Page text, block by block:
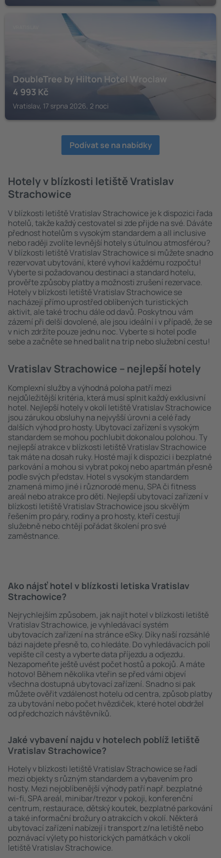
DoubleTree by Hilton Hotel Wroclaw
4 993 Kč
Vratislav, 17 srpna 2026, 2 noci
Podívat se na nabídky
Hotely v blízkosti letiště Vratislav
Strachowice
V blízkosti letiště Vratislav Strachowice je k dispozici řada
hotelů, takže každý cestovatel si zde přijde na své. Dáváte
přednost hotelům s vysokým standardem a all inclusive
nebo raději zvolíte levnější hotely s útulnou atmosférou?
V blízkosti letiště Vratislav Strachowice si můžete snadno
rezervovat ubytování, které vyhoví každému rozpočtu!
Vyberte si požadovanou destinaci a standard hotelu,
prověřte způsoby platby a možnosti zrušení rezervace.
Hotely v blízkosti letiště Vratislav Strachowice se
nacházejí přímo uprostřed oblíbených turistických
aktivit, ale také trochu dále od davů. Poskytnou vám
zázemí při delší dovolené, ale jsou ideální i v případě, že se
v nich zdržíte pouze jednu noc. Vyberte si hotel podle
sebe a začněte se hned balit na trip nebo služební cestu!
Vratislav Strachowice – nejlepší hotely
Komplexní služby a výhodná poloha patří mezi
nejdůležitější kritéria, která musí splnit každý exklusivní
hotel. Nejlepší hotely v okolí letiště Vratislav Strachowice
jsou zárukou obsluhy na nejvyšší úrovni a celé řady
dalších výhod pro hosty. Ubytovací zařízení s vysokým
standardem se mohou pochlubit dokonalou polohou. Ty
nejlepší atrakce v blízkosti letiště Vratislav Strachowice
tak máte na dosah ruky. Hosté mají k dispozici i bezplatné
parkování a mohou si vybrat pokoj nebo apartmán přesně
podle svých představ. Hotel s vysokým standardem
znamená mimo jiné i různorodé menu, SPA či fitness
areál nebo atrakce pro děti. Nejlepší ubytovací zařízení v
blízkosti letiště Vratislav Strachowice jsou skvělým
řešením pro páry, rodiny a pro hosty, kteří cestují
služebně nebo chtějí pořádat školení pro své
zaměstnance.
Ako nájsť hotel v blízkosti letiska Vratislav
Strachowice?
Nejrychlejším způsobem, jak najít hotel v blízkosti letiště
Vratislav Strachowice, je vyhledávací systém
ubytovacích zařízení na stránce eSky. Díky naší rozsáhlé
bázi najdete přesně to, co hledáte. Do vyhledávacích polí
vepište cíl cesty a vyberte data příjezdu a odjezdu.
Nezapomeňte ještě uvést počet hostů a pokojů. A máte
hotovo! Během několika vteřin se před vámi objeví
všechna dostupná ubytovací zařízení. Snadno si pak
můžete ověřit vzdálenost hotelu od centra, způsob platby
za ubytování nebo počet hvězdiček, které hotel obdržel
od předchozích návštěvníků.
Jaké vybavení najdu v hotelech poblíž letiště
Vratislav Strachowice?
Hotely v blízkosti letiště Vratislav Strachowice se řadí
mezi objekty s různým standardem a vybavením pro
hosty. Mezi nejoblíbenější výhody patří např. bezplatné
wi-fi, SPA areál, minibar/trezor v pokoji, konferenční
centrum, restaurace, dětský koutek, bezplatné parkování
a také informační brožury o atrakcích v okolí. Některá
ubytovací zařízení nabízejí i transport z/na letiště nebo
poznávací výlety po historických památkách v okolí
letiště Vratislav Strachowice.